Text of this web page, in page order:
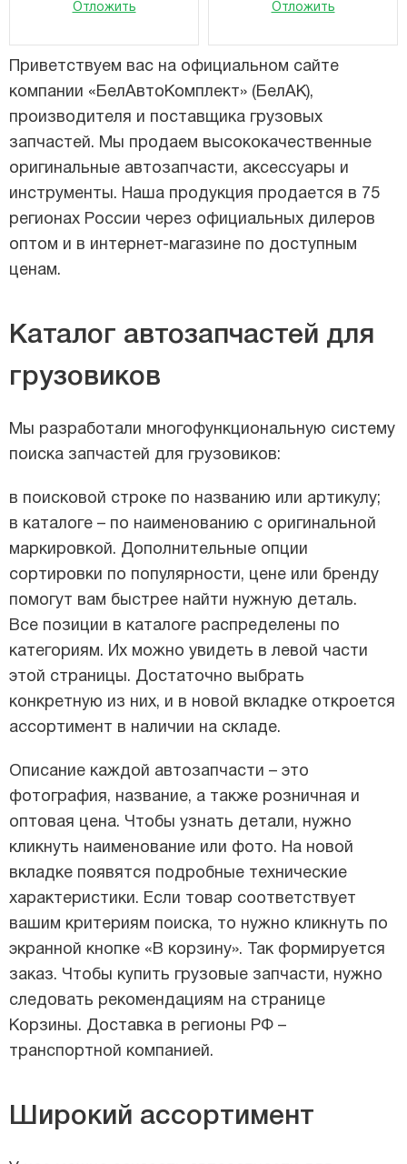
Отложить Отложить
Приветствуем вас на официальном сайте
компании «БелАвтоКомплект» (БелАК),
производителя и поставщика грузовых
запчастей. Мы продаем высококачественные
оригинальные автозапчасти, аксессуары и
инструменты. Наша продукция продается в 75
регионах России через официальных дилеров
оптом и в интернет-магазине по доступным
ценам.
Каталог автозапчастей для
грузовиков
Мы разработали многофункциональную систему
поиска запчастей для грузовиков:
в поисковой строке по названию или артикулу;
в каталоге – по наименованию с оригинальной
маркировкой. Дополнительные опции
сортировки по популярности, цене или бренду
помогут вам быстрее найти нужную деталь.
Все позиции в каталоге распределены по
категориям. Их можно увидеть в левой части
этой страницы. Достаточно выбрать
конкретную из них, и в новой вкладке откроется
ассортимент в наличии на складе.
Описание каждой автозапчасти – это
фотография, название, а также розничная и
оптовая цена. Чтобы узнать детали, нужно
кликнуть наименование или фото. На новой
вкладке появятся подробные технические
характеристики. Если товар соответствует
вашим критериям поиска, то нужно кликнуть по
экранной кнопке «В корзину». Так формируется
заказ. Чтобы купить грузовые запчасти, нужно
следовать рекомендациям на странице
Корзины. Доставка в регионы РФ –
транспортной компанией.
Широкий ассортимент